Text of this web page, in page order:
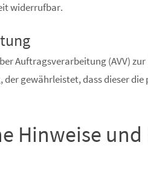
widerrufbar.
Auftragsverarbeitung (AVV)
gewährleistet, dass dieser
Hinweise